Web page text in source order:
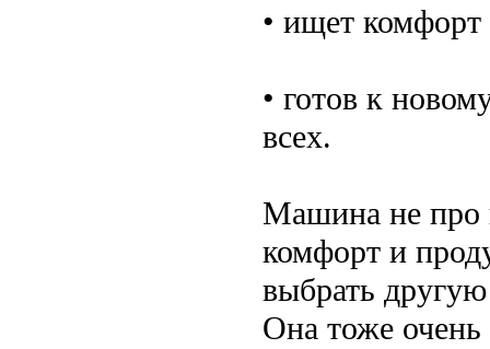
• ищет комфорт
• готов к
всех.
Машина не про
комфорт и
выбрать
Она тоже